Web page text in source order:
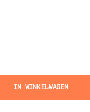
IN WINKELWAGEN